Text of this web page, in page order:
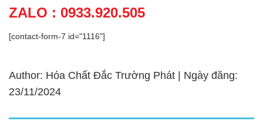
ZALO : 0933.920.505
[contact-form-7 id="1116"]
Author: Hóa Chất Đắc Trường Phát | Ngày đăng:
23/11/2024